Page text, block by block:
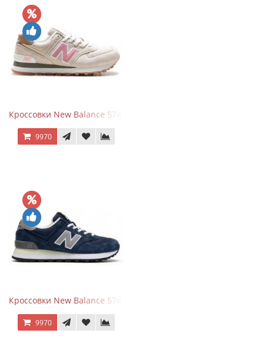
Кроссовки New Balance 574 Power Beige Pink
9970
Кроссовки New Balance 574 Classic Blue Grey
9970